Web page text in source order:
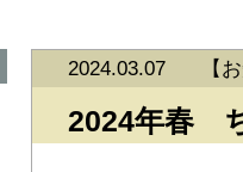
2024.03.07 【
2024年春